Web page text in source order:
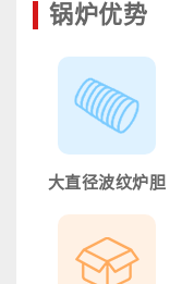
锅炉优势
大直径波纹炉胆
锅炉燃烧室有大直
径全波纹炉胆组
成，燃烧空间大，
燃料燃烧完全